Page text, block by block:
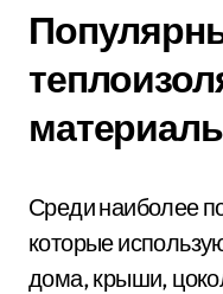
Среди наиболее
которые
дома, крыши,